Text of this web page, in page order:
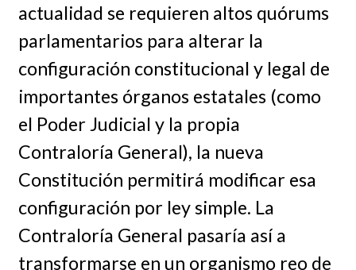
actualidad se requieren altos quórums
parlamentarios para alterar la
configuración constitucional y legal de
importantes órganos estatales (como
el Poder Judicial y la propia
Contraloría General), la nueva
Constitución permitirá modificar esa
configuración por ley simple. La
Contraloría General pasaría así a
transformarse en un organismo reo de